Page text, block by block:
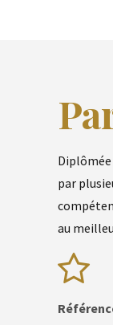
par
au